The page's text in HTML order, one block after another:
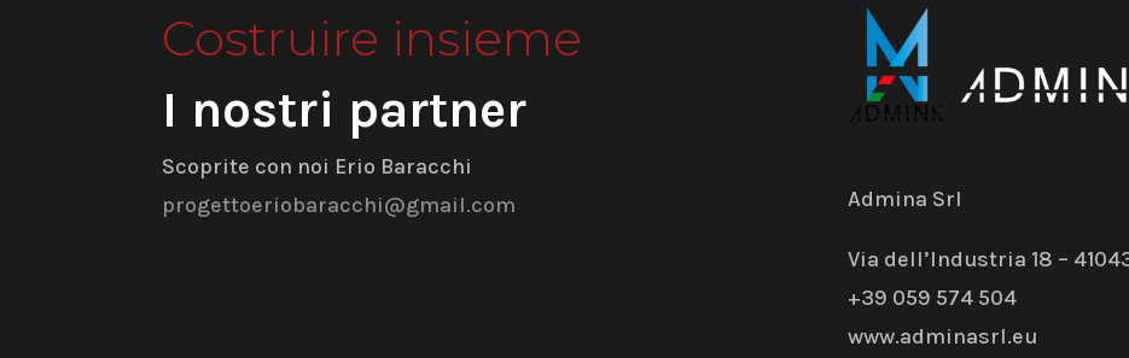
Costruire insieme
I nostri partner
Scoprite con noi Erio Baracchi
progettoeriobaracchi@gmail.com
Admina Srl
Via dell’Industria 18 –
+39 059 574 504
www.adminasrl.eu